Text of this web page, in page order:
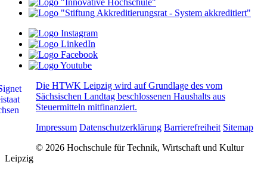
Die HTWK Leipzig wird auf Grundlage des vom
Sächsischen Landtag beschlossenen Haushalts aus
Steuermitteln mitfinanziert.
Impressum Datenschutzerklärung Barrierefreiheit Sitemap
© 2026 Hochschule für Technik, Wirtschaft und Kultur
Leipzig